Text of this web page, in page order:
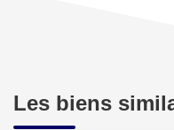
Les biens